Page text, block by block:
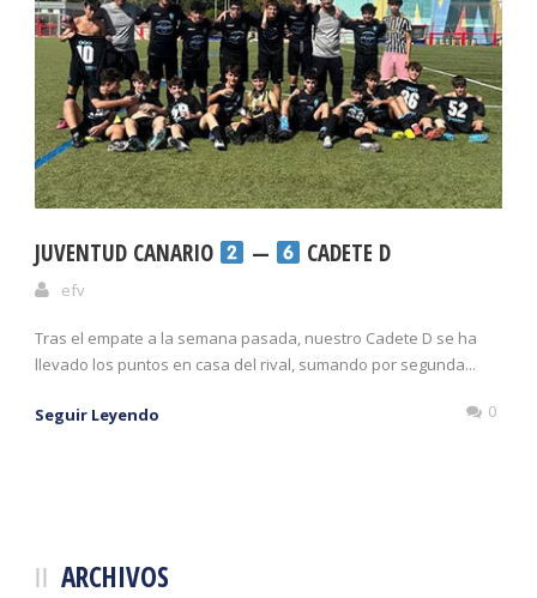
JUVENTUD CANARIO — CADETE D
efv
Tras el empate a la semana pasada, nuestro Cadete D se ha
llevado los puntos en casa del rival, sumando por segunda...
Seguir Leyendo 0
ARCHIVOS